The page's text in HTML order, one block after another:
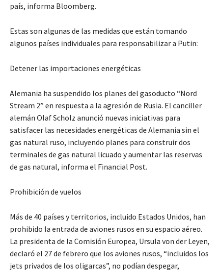
país, informa Bloomberg.
Estas son algunas de las medidas que están tomando
algunos países individuales para responsabilizar a Putin:
Detener las importaciones energéticas
Alemania ha suspendido los planes del gasoducto “Nord
Stream 2” en respuesta a la agresión de Rusia. El canciller
alemán Olaf Scholz anunció nuevas iniciativas para
satisfacer las necesidades energéticas de Alemania sin el
gas natural ruso, incluyendo planes para construir dos
terminales de gas natural licuado y aumentar las reservas
de gas natural, informa el Financial Post.
Prohibición de vuelos
Más de 40 países y territorios, incluido Estados Unidos, han
prohibido la entrada de aviones rusos en su espacio aéreo.
La presidenta de la Comisión Europea, Ursula von der Leyen,
declaró el 27 de febrero que los aviones rusos, “incluidos los
jets privados de los oligarcas”, no podían despegar,